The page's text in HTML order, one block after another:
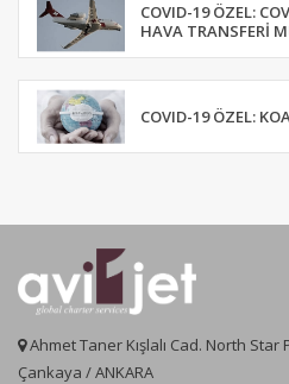
COVID-19 ÖZEL:
HAVA TRANSFERI
COVID-19 ÖZEL:
Ahmet Taner Kışlalı Cad. North Star
Çankaya / ANKARA